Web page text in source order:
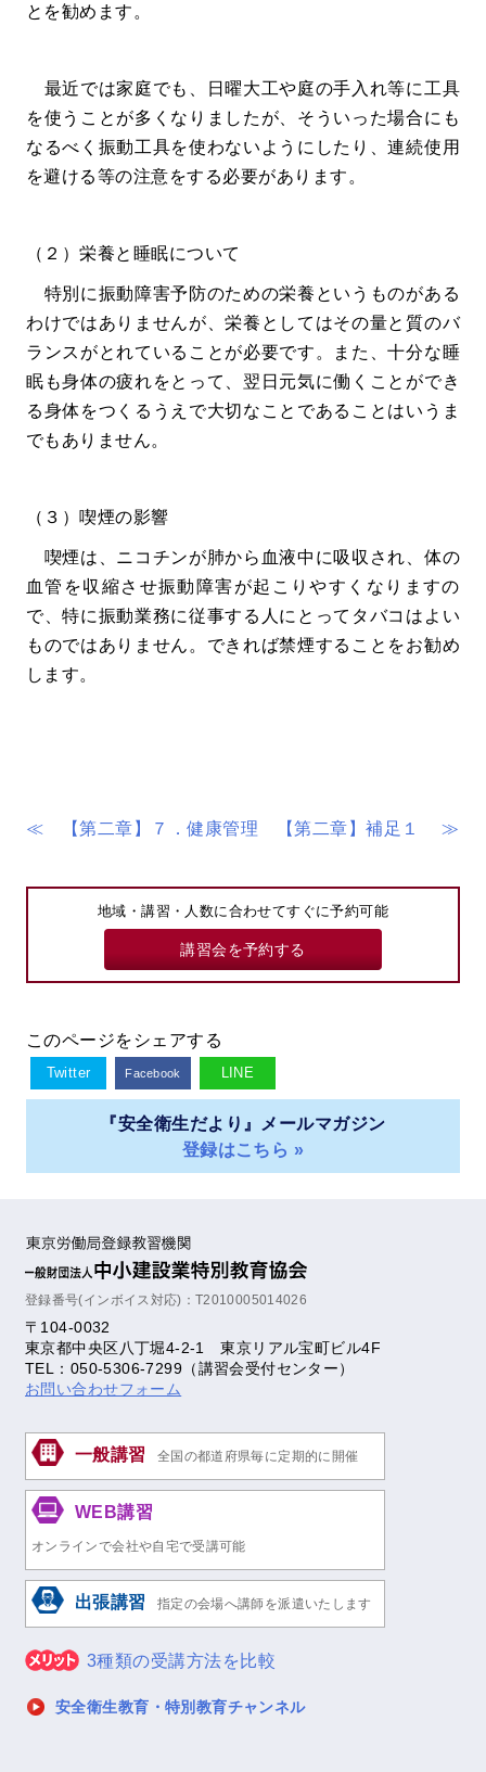
とを勧めます。
最近では家庭でも、日曜大工や庭の手入れ等に工具
を使うことが多くなりましたが、そういった場合にも
なるべく振動工具を使わないようにしたり、連続使用
を避ける等の注意をする必要があります。
（２）栄養と睡眠について
特別に振動障害予防のための栄養というものがある
わけではありませんが、栄養としてはその量と質のバ
ランスがとれていることが必要です。また、十分な睡
眠も身体の疲れをとって、翌日元気に働くことができ
る身体をつくるうえで大切なことであることはいうま
でもありません。
（３）喫煙の影響
喫煙は、ニコチンが肺から血液中に吸収され、体の
血管を収縮させ振動障害が起こりやすくなりますの
で、特に振動業務に従事する人にとってタバコはよい
ものではありません。できれば禁煙することをお勧め
します。
≪ 【第二章】７．健康管理 【第二章】補足１ ≫
地域・講習・人数に合わせてすぐに予約可能
講習会を予約する
このページをシェアする
Twitter Facebook LINE
『安全衛生だより』メールマガジン
登録はこちら »
登録番号(インボイス対応)：T2010005014026
〒104-0032
東京都中央区八丁堀4-2-1 東京リアル宝町ビル4F
TEL：050-5306-7299（講習会受付センター）
お問い合わせフォーム
一般講習 全国の都道府県毎に定期的に開催
WEB講習
オンラインで会社や自宅で受講可能
出張講習 指定の会場へ講師を派遣いたします
3種類の受講方法を比較
安全衛生教育・特別教育チャンネル